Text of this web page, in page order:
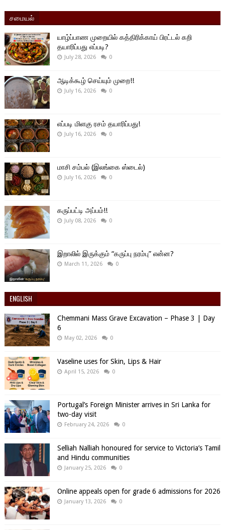
சமையல்
யாழ்ப்பாண முறையில் கத்திரிக்காய் பிரட்டல் கறி
தயாரிப்பது எப்படி?
July 28, 2026 0
ஆடிக்கூழ் செய்யும் முறை!!
July 16, 2026 0
எப்படி மிளகு ரசம் தயாரிப்பது!
July 16, 2026 0
மாசி சம்பல் (இலங்கை ஸ்டைல்)
July 16, 2026 0
கருப்பட்டி அப்பம்!!
July 08, 2026 0
இறாலில் இருக்கும் “கருப்பு நரம்பு” என்ன?
March 11, 2026 0
ENGLISH
Chemmani Mass Grave Excavation – Phase 3 | Day
6
May 02, 2026 0
Vaseline uses for Skin, Lips & Hair
April 15, 2026 0
Portugal’s Foreign Minister arrives in Sri Lanka for
two-day visit
February 24, 2026 0
Selliah Nalliah honoured for service to Victoria’s Tamil
and Hindu communities
January 25, 2026 0
Online appeals open for grade 6 admissions for 2026
January 13, 2026 0